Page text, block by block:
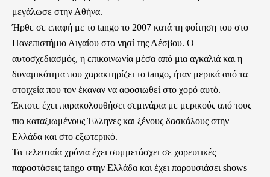
μεγάλωσε στην Αθήνα.
Ήρθε σε επαφή με το tango το 2007 κατά τη φοίτηση του στο
Πανεπιστήμιο Αιγαίου στο νησί της Λέσβου. Ο
αυτοσχεδιασμός, η επικοινωνία μέσα από μια αγκαλιά και η
δυναμικότητα που χαρακτηρίζει το tango, ήταν μερικά από τα
στοιχεία που τον έκαναν να αφοσιωθεί στο χορό αυτό.
Έκτοτε έχει παρακολουθήσει σεμινάρια με μερικούς από τους
πιο καταξιωμένους Έλληνες και ξένους δασκάλους στην
Ελλάδα και στο εξωτερικό.
Τα τελευταία χρόνια έχει συμμετάσχει σε χορευτικές
παραστάσεις tango στην Ελλάδα και έχει παρουσιάσει shows